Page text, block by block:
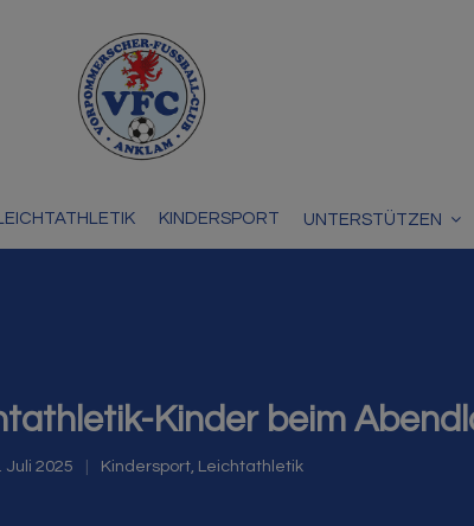
KINDERSPORT UNTERSTÜTZEN
Kinder beim
Juli 2025 Kindersport, Leichtathletik